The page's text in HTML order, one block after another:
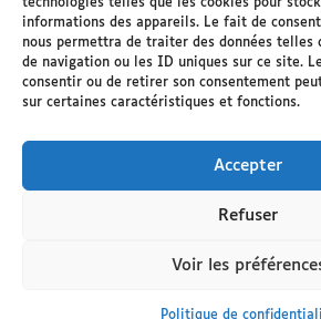
technologies telles que les cookies pour
informations des appareils. Le fait de
nous permettra de traiter des données telles
de navigation ou les ID uniques sur ce site.
consentir ou de retirer son consentement
sur certaines caractéristiques et fonctions.
Accepter
Refuser
Voir les
Politique de
LOGICIEL MULTISYSTEM
Adhésion
Politique de